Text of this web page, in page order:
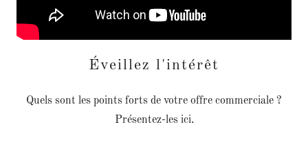
Éveillez l'intérêt
Quels sont les points forts de votre offre commerciale ?
Présentez-les ici.